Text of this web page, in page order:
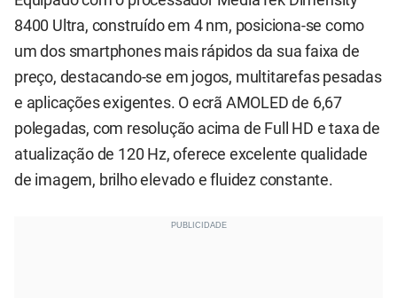
8400 Ultra, construído em 4 nm, posiciona-se como
um dos smartphones mais rápidos da sua faixa de
preço, destacando-se em jogos, multitarefas pesadas
e aplicações exigentes. O ecrã AMOLED de 6,67
polegadas, com resolução acima de Full HD e taxa de
atualização de 120 Hz, oferece excelente qualidade
de imagem, brilho elevado e fluidez constante.